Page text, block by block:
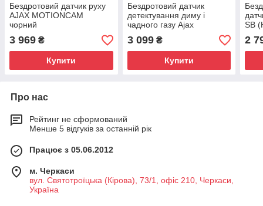
Бездротовий датчик руху
AJAX MOTIONCAM
чорний
3 969 ₴
Купити
Бездротовий датчик
детектування диму і
чадного газу Ajax
FireProtect Plus білий
3 099₴
Купити
SB
2
Про нас
Рейтинг не сформований
Менше 5 відгуків за останній рік
Працює з 05.06.2012
м. Черкаси
вул. Святотроїцька (Кірова), 73/1, офіс 210, Черкаси,
Україна